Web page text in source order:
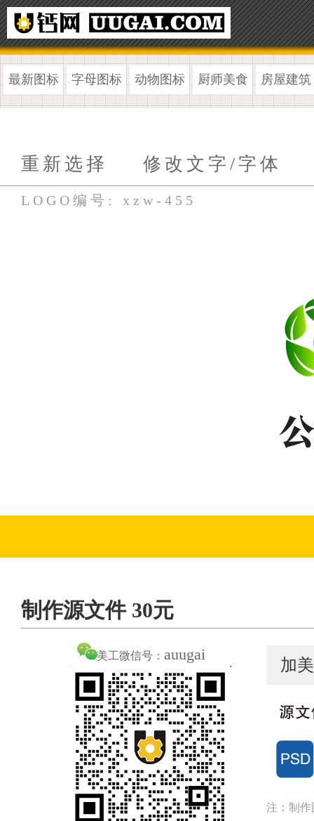
最新图标 字母图标 动物图标 厨师美食 房屋建筑
重新选择 修改文字/字体
LOGO编号: xzw-455
制作源文件 30元
美工微信号： auugai
加
注：制作